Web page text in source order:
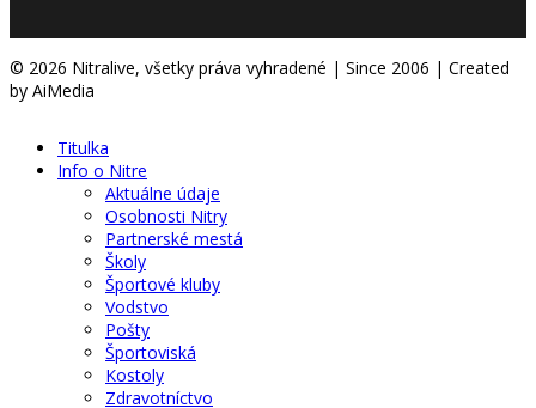
© 2026 Nitralive, všetky práva vyhradené | Since 2006 | Created
by AiMedia
Titulka
Info o Nitre
Aktuálne údaje
Osobnosti Nitry
Partnerské mestá
Školy
Športové kluby
Vodstvo
Pošty
Športoviská
Kostoly
Zdravotníctvo